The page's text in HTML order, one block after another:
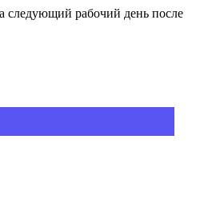
следующий рабочий день после